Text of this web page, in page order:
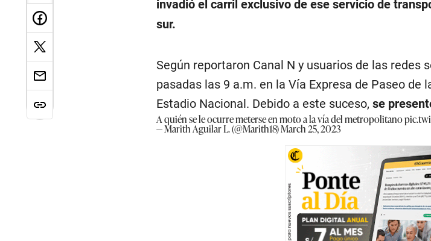
invadió el carril exclusivo de ese servicio de
sur.
Según reportaron Canal N y usuarios de las redes
pasadas las 9 a.m. en la Vía Expresa de Paseo de
Estadio Nacional. Debido a este suceso, se
A quién se le ocurre meterse en moto a la vía del metropolitano
— Marith Aguilar L. (@Marith18)March 25, 2023